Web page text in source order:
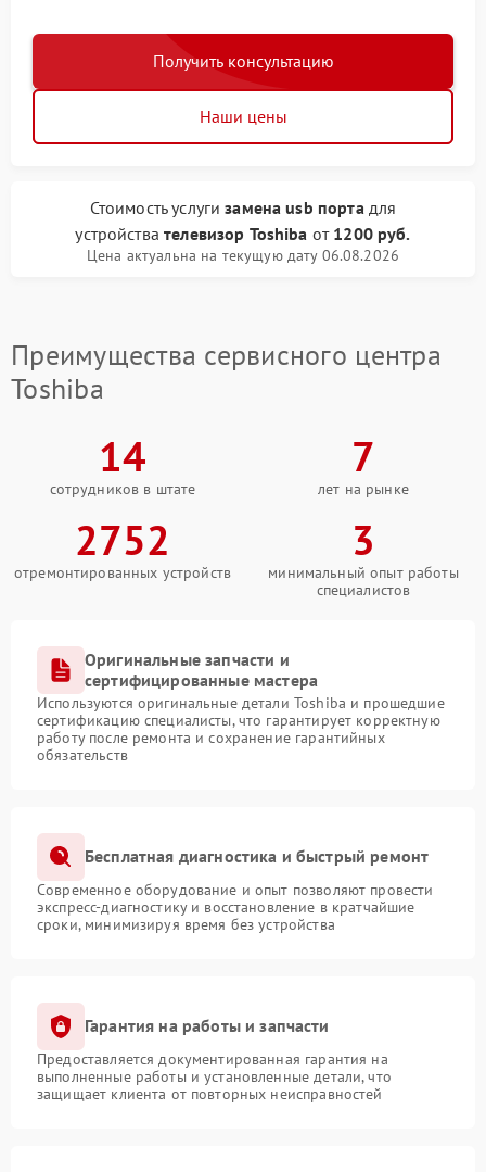
Получить консультацию
Наши цены
Стоимость услугизамена usb порта для
устройствателевизор Toshiba от 1200 руб.
Цена актуальна на текущую дату 06.08.2026
Преимущества сервисного центра
Toshiba
14
сотрудников в штате
7
лет на рынке
2752
отремонтированных устройств
3
минимальный опыт работы
специалистов
Оригинальные запчасти и
сертифицированные мастера
Используются оригинальные детали Toshiba и прошедшие
сертификацию специалисты, что гарантирует корректную
работу после ремонта и сохранение гарантийных
обязательств
Бесплатная диагностика и быстрый ремонт
Современное оборудование и опыт позволяют провести
экспресс-диагностику и восстановление в кратчайшие
сроки, минимизируя время без устройства
Гарантия на работы и запчасти
Предоставляется документированная гарантия на
выполненные работы и установленные детали, что
защищает клиента от повторных неисправностей